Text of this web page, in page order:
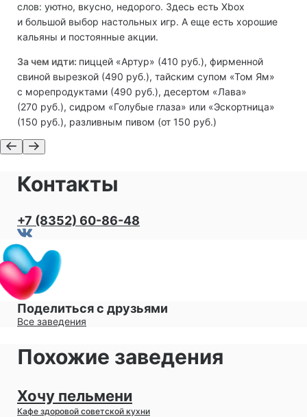
слов: уютно, вкусно, недорого. Здесь есть Xbox
и большой выбор настольных игр. А еще есть хорошие
кальяны и постоянные акции.
За чем идти: пиццей «Артур» (410 руб.), фирменной
свиной вырезкой (490 руб.), тайским супом «Том Ям»
с морепродуктами (490 руб.), десертом «Лава»
(270 руб.), сидром «Голубые глаза» или «Эскортница»
(150 руб.), разливным пивом (от 150 руб.)
Контакты
+7 (8352) 60-86-48
Поделиться с друзьями
Все заведения
Похожие заведения
Хочу пельмени
Кафе здоровой советской кухни